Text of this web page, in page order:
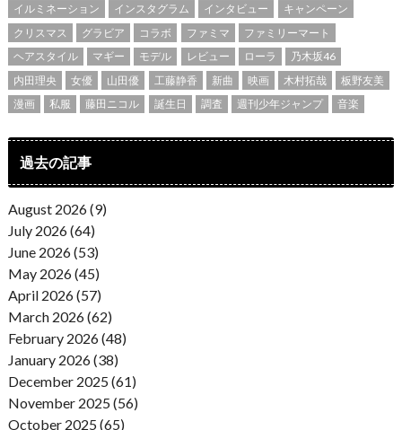
イルミネーション
インスタグラム インタビュー
キャンペーン
クリスマス
グラビア コラボ ファミマ
ファミリーマート
ヘアスタイル
マギー モデル レビュー ローラ
乃木坂46
内田理央
女優 山田優 工藤静香 新曲 映画 木村拓哉
板野友美
漫画
私服 藤田ニコル 誕生日 調査 週刊少年ジャンプ 音楽
過去の記事
August 2026 (9)
July 2026 (64)
June 2026 (53)
May 2026 (45)
April 2026 (57)
March 2026 (62)
February 2026 (48)
January 2026 (38)
December 2025 (61)
November 2025 (56)
October 2025 (65)